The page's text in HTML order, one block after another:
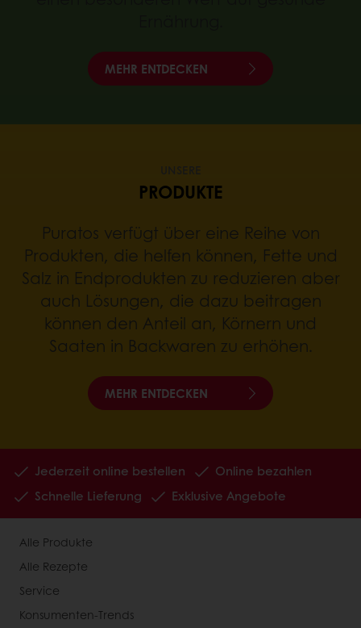
MEHR ENTDECKEN
PRODUKTE
Puratos verfügt über eine Reihe von
Produkten, die helfen können, Fette und
Salz in Endprodukten zu reduzieren aber
auch Lösungen, die dazu beitragen
können den Anteil an, Körnern und
Saaten in Backwaren zu erhöhen.
MEHR ENTDECKEN
Jederzeit online bestellen
Online bezahlen
Schnelle Lieferung
Exklusive Angebote
Alle Produkte
Alle Rezepte
Service
Konsumenten-Trends